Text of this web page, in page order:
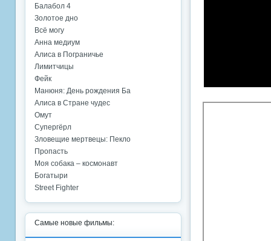
Балабол 4
Золотое дно
Всё могу
Анна медиум
Алиса в Пограничье
Лимитчицы
Фейк
Манюня: День рождения Ба
Алиса в Стране чудес
Омут
Супергёрл
Зловещие мертвецы: Пекло
Пропасть
Моя собака – космонавт
Богатыри
Street Fighter
Самые новые фильмы: